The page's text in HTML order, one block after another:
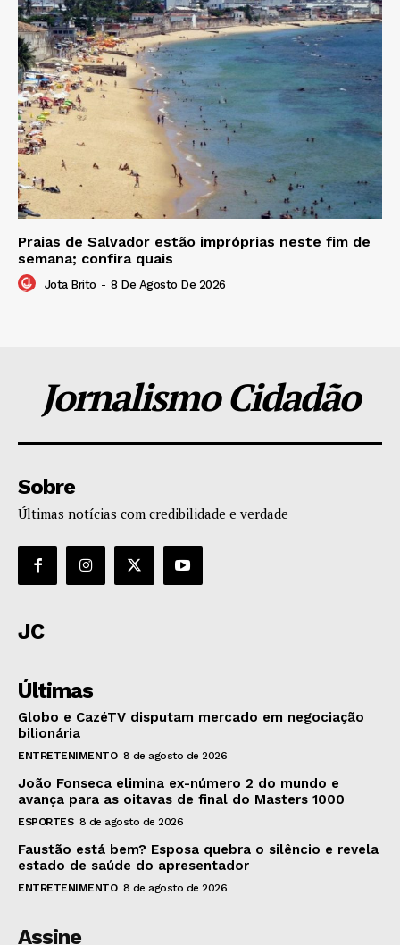
Praias de Salvador estão impróprias neste fim de
semana; confira quais
Jota Brito - 8 De Agosto De 2026
Jornalismo Cidadão
Sobre
Últimas notícias com credibilidade e verdade
JC
Últimas
Globo e CazéTV disputam mercado em negociação
bilionária
ENTRETENIMENTO 8 de agosto de 2026
João Fonseca elimina ex-número 2 do mundo e
avança para as oitavas de final do Masters 1000
ESPORTES 8 de agosto de 2026
Faustão está bem? Esposa quebra o silêncio e revela
estado de saúde do apresentador
ENTRETENIMENTO 8 de agosto de 2026
Assine